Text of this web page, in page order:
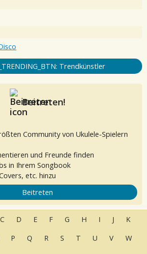
Trendkünstler
Beitreten!
Community von Ukulele-Spielern
und Freunde finden
in Ihrem Songbook
etc. hinzu
Beitreten
C D E F G H I J
K
P Q R S T U V
W